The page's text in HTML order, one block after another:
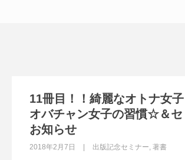
11冊目！！綺麗なオトナ女
オバチャン女子の習慣☆＆セ
お知らせ
2018年2月7日 出版記念セミナー, 著書